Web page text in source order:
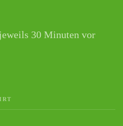
30 Minuten vor